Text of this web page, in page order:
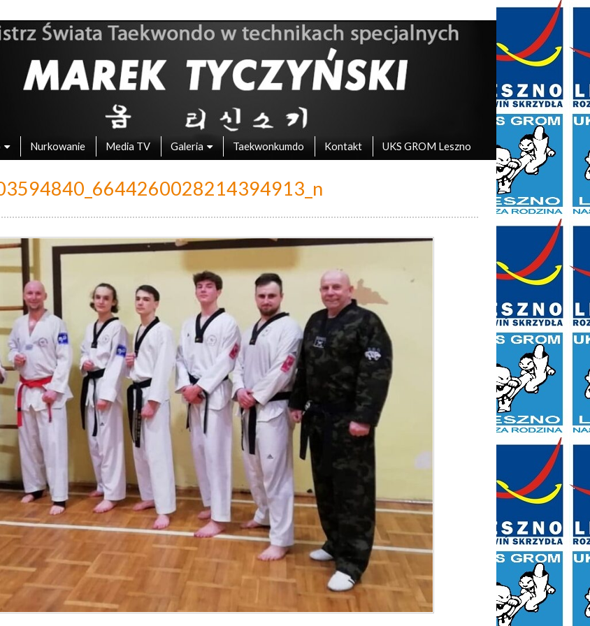
Świata w Taekwondo
Nurkowanie Media TV Galeria Taekwonkumdo Kontakt UKS GROM Leszno